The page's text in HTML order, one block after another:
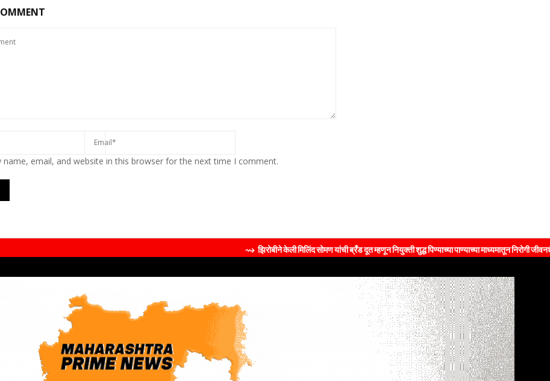
name, email, and website in this browser for the next time I comment.
⇝ झिरोबीने केली मिलिंद सोमण यांची ब्रँड दूत म्हणून नियुक्ती शुद्ध पिण्याच्या पाण्याच्या माध्यमातून निरोगी जीवनशैलीचा संदेश